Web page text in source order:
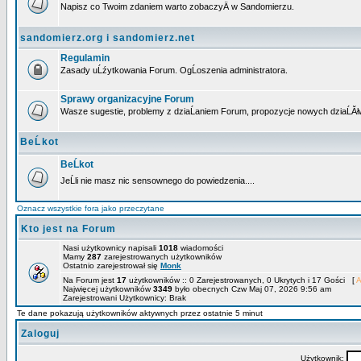
Napisz co Twoim zdaniem warto zobaczyÄ w Sandomierzu.
sandomierz.org i sandomierz.net
Regulamin
Zasady uĹźytkowania Forum. OgĹoszenia administratora.
Sprawy organizacyjne Forum
Wasze sugestie, problemy z dziaĹaniem Forum, propozycje nowych
BeĹkot
BeĹkot
JeĹli nie masz nic sensownego do powiedzenia....
Oznacz wszystkie fora jako przeczytane
Kto jest na Forum
Nasi użytkownicy napisali 1018 wiadomości
Mamy 287 zarejestrowanych użytkowników
Ostatnio zarejestrował się Monk
Na Forum jest 17 użytkowników :: 0 Zarejestrowanych, 0 Ukrytych i 17 Gości [
Najwięcej użytkowników3349 było obecnych Czw Maj 07, 2026 9:56 am
Zarejestrowani Użytkownicy: Brak
Te dane pokazują użytkowników aktywnych przez ostatnie 5 minut
Zaloguj
Użytkownik: